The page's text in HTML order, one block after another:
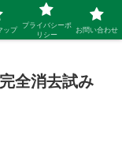
ログ
全消去試み
ップ
プライバシーポ
リシー
お問い合わせ